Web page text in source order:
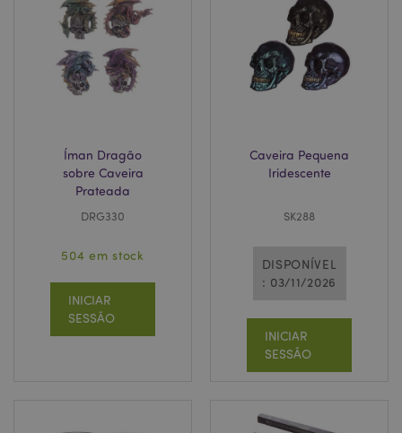
Íman Dragão
sobre Caveira
Prateada
DRG330
504 em stock
INICIAR
SESSÃO
Caveira Pequena
Iridescente
SK288
DISPONÍVEL
: 03/11/2026
INICIAR
SESSÃO